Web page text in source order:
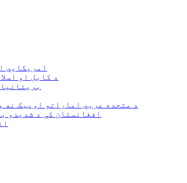
امریکايي
د کابل او
د متحده عربي اماراتو اوپیک نه
افغانستان کې د شدیدو